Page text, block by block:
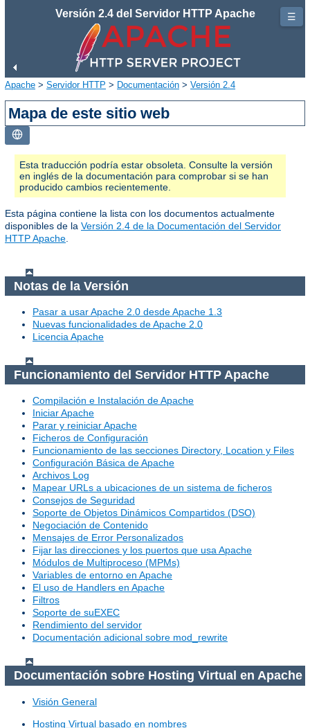
Versión 2.4 del Servidor HTTP Apache
Apache > Servidor HTTP > Documentación > Versión 2.4
Mapa de este sitio web
Esta traducción podría estar obsoleta. Consulte la versión
en inglés de la documentación para comprobar si se han
producido cambios recientemente.
Esta página contiene la lista con los documentos actualmente
disponibles de la Versión 2.4 de la Documentación del Servidor
HTTP Apache
Notas de la Versión
Pasar a usar Apache 2.0 desde Apache 1.3
Nuevas funcionalidades de Apache 2.0
Licencia Apache
Funcionamiento del Servidor HTTP Apache
Compilación e Instalación de Apache
Iniciar Apache
Parar y reiniciar Apache
Ficheros de Configuración
Funcionamiento de las secciones Directory, Location y Files
Configuración Básica de Apache
Archivos Log
Mapear URLs a ubicaciones de un sistema de ficheros
Consejos de Seguridad
Soporte de Objetos Dinámicos Compartidos (DSO)
Negociación de Contenido
Mensajes de Error Personalizados
Fijar las direcciones y los puertos que usa Apache
Módulos de Multiproceso (MPMs)
Variables de entorno en Apache
El uso de Handlers en Apache
Filtros
Soporte de suEXEC
Rendimiento del servidor
Documentación adicional sobre mod_rewrite
Documentación sobre Hosting Virtual en Apache
Visión General
Hosting Virtual basado en nombres
☰